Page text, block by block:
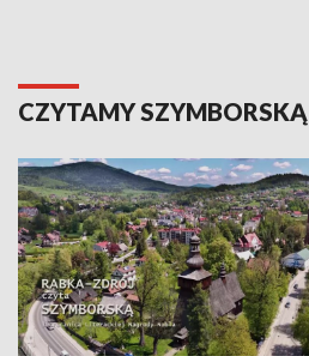
CZYTAMY SZYMBORSKĄ